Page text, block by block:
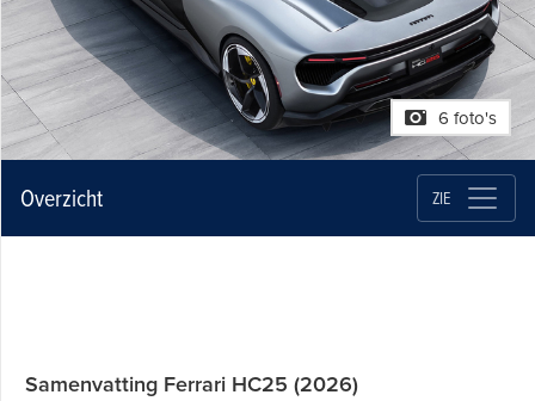
6 foto's
Overzicht ZIE
Samenvatting Ferrari HC25 (2026)